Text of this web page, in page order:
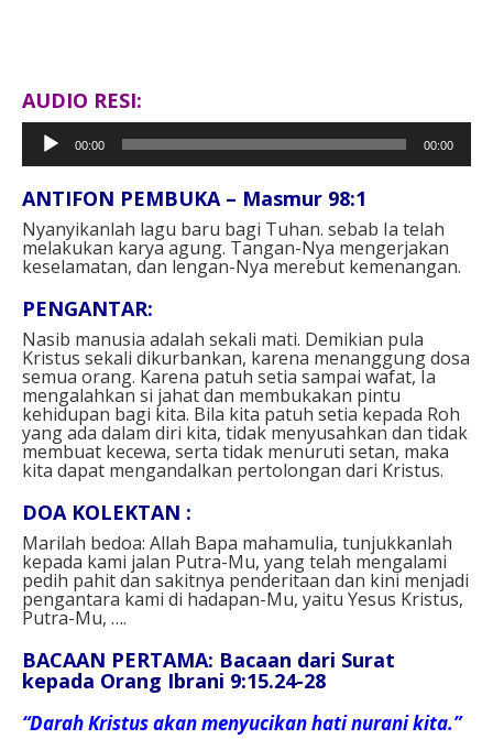
AUDIO RESI:
Pemutar
Audio
00:00 00:00
ANTIFON PEMBUKA – Masmur 98:1
Nyanyikanlah lagu baru bagi Tuhan. sebab Ia telah
melakukan karya agung. Tangan-Nya mengerjakan
keselamatan, dan lengan-Nya merebut kemenangan.
PENGANTAR:
Nasib manusia adalah sekali mati. Demikian pula
Kristus sekali dikurbankan, karena menanggung dosa
semua orang. Karena patuh setia sampai wafat, Ia
mengalahkan si jahat dan membukakan pintu
kehidupan bagi kita. Bila kita patuh setia kepada Roh
yang ada dalam diri kita, tidak menyusahkan dan tidak
membuat kecewa, serta tidak menuruti setan, maka
kita dapat mengandalkan pertolongan dari Kristus.
DOA KOLEKTAN :
Marilah bedoa: Allah Bapa mahamulia, tunjukkanlah
kepada kami jalan Putra-Mu, yang telah mengalami
pedih pahit dan sakitnya penderitaan dan kini menjadi
pengantara kami di hadapan-Mu, yaitu Yesus Kristus,
Putra-Mu, ….
BACAAN PERTAMA: Bacaan dari Surat
kepada Orang Ibrani 9:15.24-28
“Darah Kristus akan menyucikan hati nurani kita.”